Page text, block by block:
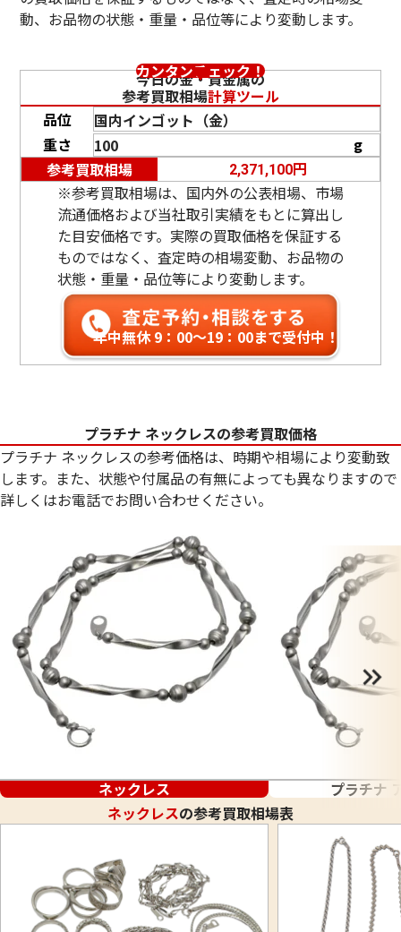
動、お品物の状態・重量・品位等により変動します。
カンタンチェック！
今日の金・貴金属の
参考買取相場計算ツール
品位
重さ
g
参考買取相場
2,371,100円
※参考買取相場は、国内外の公表相場、市場
流通価格および当社取引実績をもとに算出し
た目安価格です。実際の買取価格を保証する
ものではなく、査定時の相場変動、お品物の
状態・重量・品位等により変動します。
年中無休 9：00〜19：00まで受付中！
プラチナ ネックレスの参考買取価格
プラチナ ネックレスの参考価格は、時期や相場により変動致
します。また、状態や付属品の有無によっても異なりますので
詳しくはお電話でお問い合わせください。
ネックレス
プラチナ
ネックレスの参考買取相場表